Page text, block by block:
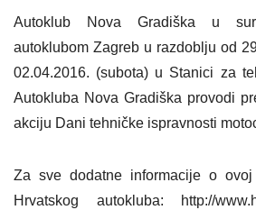
Autoklub Nova Gradiška u
autoklubom Zagreb u razdoblju od
02.04.2016. (subota) u Stanici za
Autokluba Nova Gradiška provodi
akciju Dani tehničke ispravnosti
Za sve dodatne informacije o
Hrvatskog autokluba: http://